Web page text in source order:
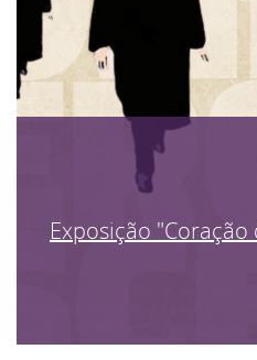
Exposição